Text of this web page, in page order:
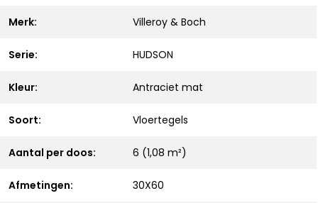
Merk: Villeroy & Boch
Serie: HUDSON
Kleur: Antraciet mat
Soort: Vloertegels
Aantal per doos: 6 (1,08 m²)
Afmetingen: 30X60